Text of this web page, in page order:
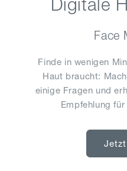
Digitale
Face
Finde in wenigen
Haut braucht:
einige Fragen und
Empfehlung